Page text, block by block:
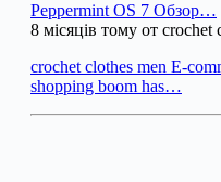
Peppermint OS 7 Обзор…
8 місяців тому от crochet
crochet clothes men E-
shopping boom has…